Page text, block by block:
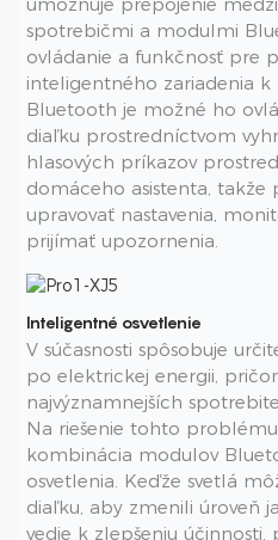
spotrebičmi a modulmi
ovládanie a funkčnosť pre
inteligentného zariadenia
Bluetooth je možné ho
diaľku prostredníctvom
hlasových príkazov
domáceho asistenta, takže
upravovať nastavenia,
prijímať upozornenia.
Inteligentné osvetlenie
V súčasnosti spôsobuje
po elektrickej energii,
najvýznamnejších
Na riešenie tohto
kombinácia modulov
osvetlenia. Keďže svetlá
diaľku, aby zmenili úroveň
vedie k zlepšeniu účinnosti,